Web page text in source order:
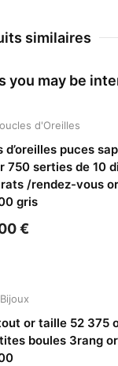
similaires
you may be
d'Oreilles
d’oreilles puces
750 serties de 10
/rendez-vous or
gris
€
Bijoux
or taille 52 375
boules 3rang or